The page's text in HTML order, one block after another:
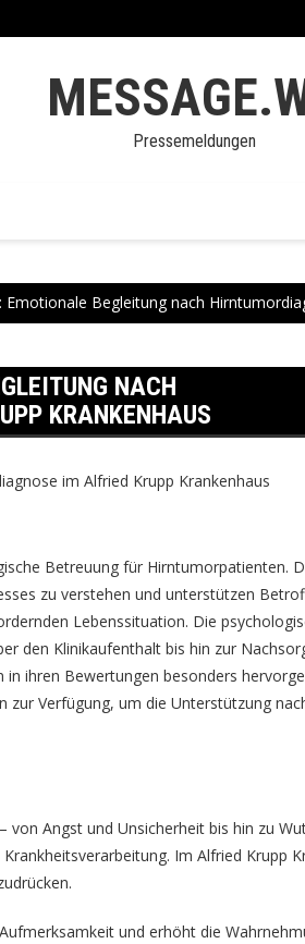
Pressemeldungen
Emotionale Begleitung nach
NACH
KRANKENHAUS
Betreuung für Hirntumorpatienten.
zu verstehen und unterstützen
Lebenssituation. Die
den Klinikaufenthalt bis hin zur
ihren Bewertungen besonders
zur Verfügung, um die Unterstützung
Angst und Unsicherheit bis hin zu
Im Alfried Krupp
und erhöht die